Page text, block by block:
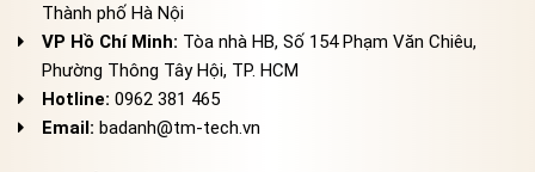
Thành phố Hà Nội
VP Hồ Chí Minh: Tòa nhà HB, Số 154 Phạm Văn Chiêu,
Phường Thông Tây Hội, TP. HCM
Hotline: 0962 381 465
Email: badanh@tm-tech.vn